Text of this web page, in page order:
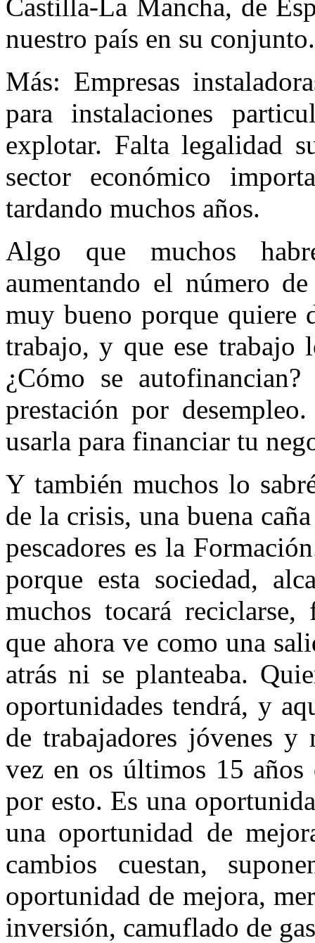
Castilla-La Mancha, de
nuestro país en su conjunto.
Más: Empresas
para instalaciones
explotar. Falta legalidad
sector económico
tardando muchos años.
Algo que muchos
aumentando el número
muy bueno porque quiere
trabajo, y que ese trabajo
¿Cómo se
prestación por
usarla para financiar tu
Y también muchos lo
de la crisis, una buena
pescadores es la
porque esta sociedad,
muchos tocará reciclarse,
que ahora ve como una
atrás ni se planteaba.
oportunidades tendrá, y
de trabajadores jóvenes y
vez en os últimos 15
por esto. Es una
una oportunidad de
cambios cuestan,
oportunidad de mejora,
inversión, camuflado de